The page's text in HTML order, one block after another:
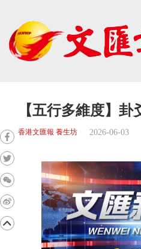
【五行多維度】卦
香港文匯報 養生坊 2026-06-03